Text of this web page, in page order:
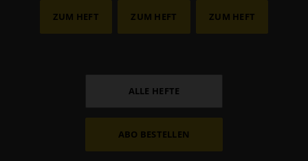
ZUM HEFT ZUM HEFT ZUM HEFT
ALLE HEFTE
ABO BESTELLEN